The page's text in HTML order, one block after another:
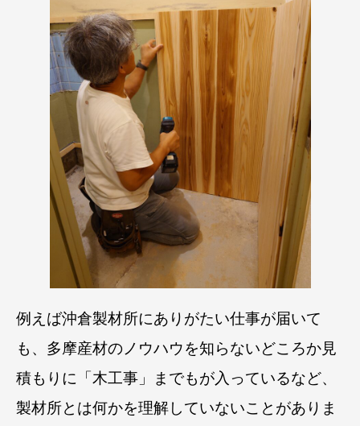
例えば沖倉製材所にありがたい仕事が届いて
も、多摩産材のノウハウを知らないどころか見
積もりに「木工事」までもが入っているなど、
製材所とは何かを理解していないことがありま